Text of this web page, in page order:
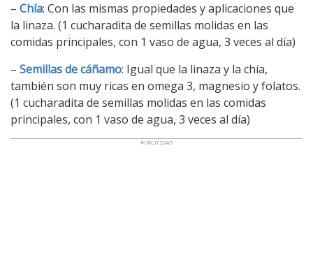
– Chía: Con las mismas propiedades y aplicaciones que
la linaza. (1 cucharadita de semillas molidas en las
comidas principales, con 1 vaso de agua, 3 veces al día)
– Semillas de cáñamo: Igual que la linaza y la chía,
también son muy ricas en omega 3, magnesio y folatos.
(1 cucharadita de semillas molidas en las comidas
principales, con 1 vaso de agua, 3 veces al día)